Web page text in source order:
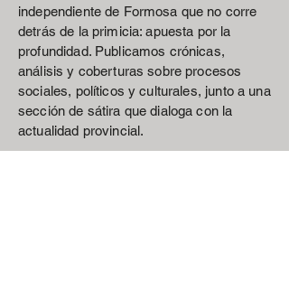
independiente de Formosa que no corre
detrás de la primicia: apuesta por la
profundidad. Publicamos crónicas,
análisis y coberturas sobre procesos
sociales, políticos y culturales, junto a una
sección de sátira que dialoga con la
actualidad provincial.